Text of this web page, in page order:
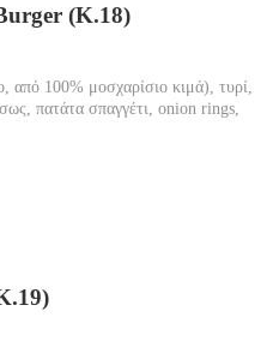
(Κ.18)
από 100% μοσχαρίσιο κιμά), τυρί,
πατάτα σπαγγέτι, onion rings,